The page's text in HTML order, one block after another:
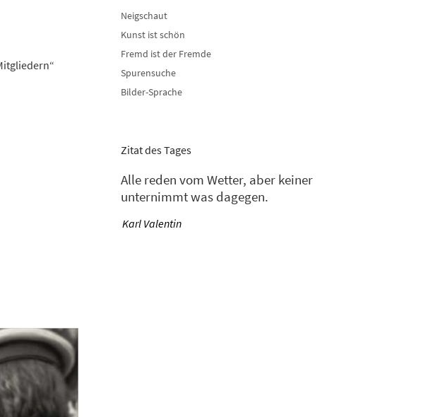
Neigschaut
Kunst ist schön
Fremd ist der Fremde
Spurensuche
Bilder-Sprache
Zitat des Tages
Alle reden vom Wetter, aber keiner
unternimmt was dagegen.
—
Karl Valentin